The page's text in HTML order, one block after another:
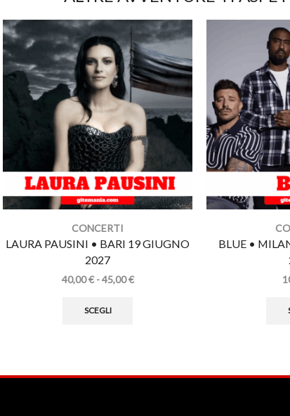
CONCERTI
LAURA PAUSINI • BARI 19 GIUGNO
2027
40,00€ - 45,00€
SCEGLI
BLUE •